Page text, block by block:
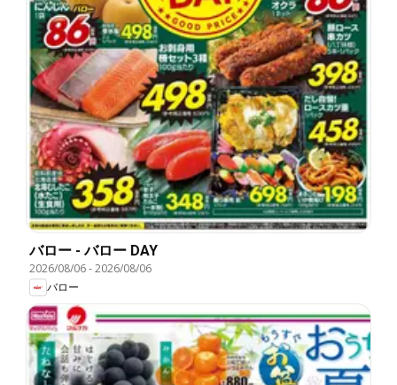
バロー - バロー DAY
2026/08/06-2026/08/06
バロー